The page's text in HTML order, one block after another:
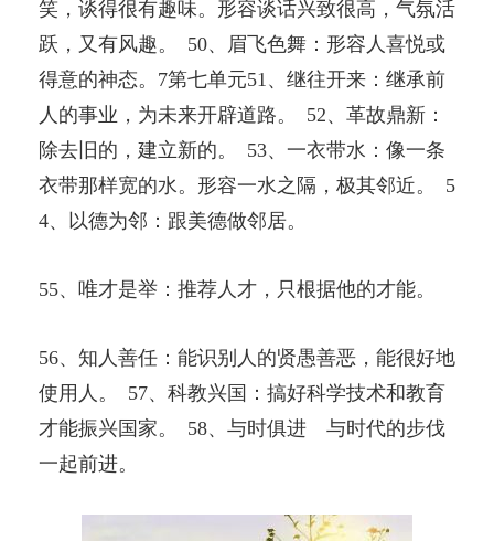
笑，谈得很有趣味。形容谈话兴致很高，气氛活
跃，又有风趣。 50、眉飞色舞：形容人喜悦或
得意的神态。7第七单元51、继往开来：继承前
人的事业，为未来开辟道路。 52、革故鼎新：
除去旧的，建立新的。 53、一衣带水：像一条
衣带那样宽的水。形容一水之隔，极其邻近。 5
4、以德为邻：跟美德做邻居。
55、唯才是举：推荐人才，只根据他的才能。
56、知人善任：能识别人的贤愚善恶，能很好地
使用人。 57、科教兴国：搞好科学技术和教育
才能振兴国家。 58、与时俱进 与时代的步伐
一起前进。